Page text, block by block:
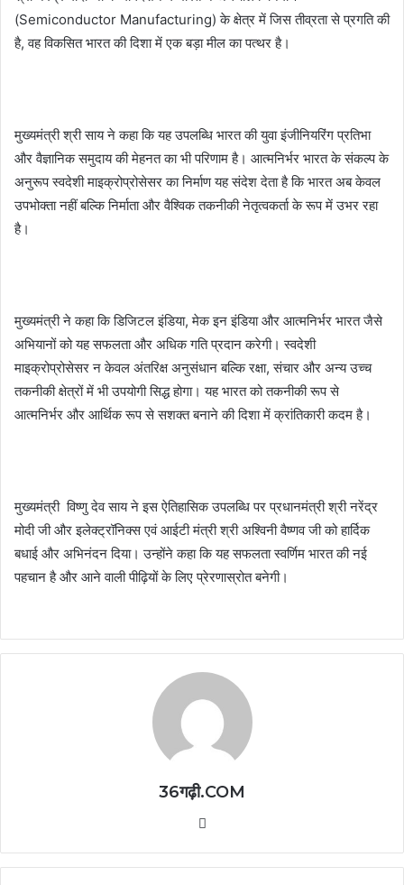
(Semiconductor Manufacturing) के क्षेत्र में जिस तीव्रता से प्रगति की
है, वह विकसित भारत की दिशा में एक बड़ा मील का पत्थर है।
मुख्यमंत्री श्री साय ने कहा कि यह उपलब्धि भारत की युवा इंजीनियरिंग प्रतिभा
और वैज्ञानिक समुदाय की मेहनत का भी परिणाम है। आत्मनिर्भर भारत के संकल्प के
अनुरूप स्वदेशी माइक्रोप्रोसेसर का निर्माण यह संदेश देता है कि भारत अब केवल
उपभोक्ता नहीं बल्कि निर्माता और वैश्विक तकनीकी नेतृत्वकर्ता के रूप में उभर रहा
है।
मुख्यमंत्री ने कहा कि डिजिटल इंडिया, मेक इन इंडिया और आत्मनिर्भर भारत जैसे
अभियानों को यह सफलता और अधिक गति प्रदान करेगी। स्वदेशी
माइक्रोप्रोसेसर न केवल अंतरिक्ष अनुसंधान बल्कि रक्षा, संचार और अन्य उच्च
तकनीकी क्षेत्रों में भी उपयोगी सिद्ध होगा। यह भारत को तकनीकी रूप से
आत्मनिर्भर और आर्थिक रूप से सशक्त बनाने की दिशा में क्रांतिकारी कदम है।
मुख्यमंत्री विष्णु देव साय ने इस ऐतिहासिक उपलब्धि पर प्रधानमंत्री श्री नरेंद्र
मोदी जी और इलेक्ट्रॉनिक्स एवं आईटी मंत्री श्री अश्विनी वैष्णव जी को हार्दिक
बधाई और अभिनंदन दिया। उन्होंने कहा कि यह सफलता स्वर्णिम भारत की नई
पहचान है और आने वाली पीढ़ियों के लिए प्रेरणास्रोत बनेगी।
36गढ़ी.COM